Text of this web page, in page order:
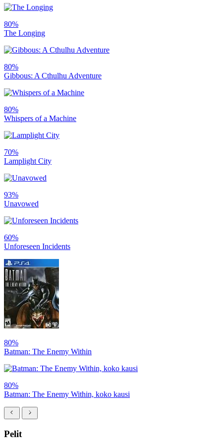
80%
The Longing
80%
Gibbous: A Cthulhu Adventure
80%
Whispers of a Machine
70%
Lamplight City
93%
Unavowed
60%
Unforeseen Incidents
80%
Batman: The Enemy Within
80%
Batman: The Enemy Within, koko kausi
Pelit